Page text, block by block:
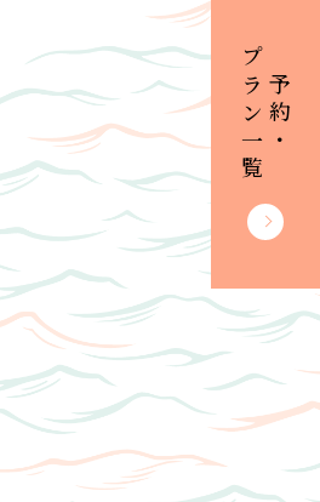
ご予約・
プラン一覧